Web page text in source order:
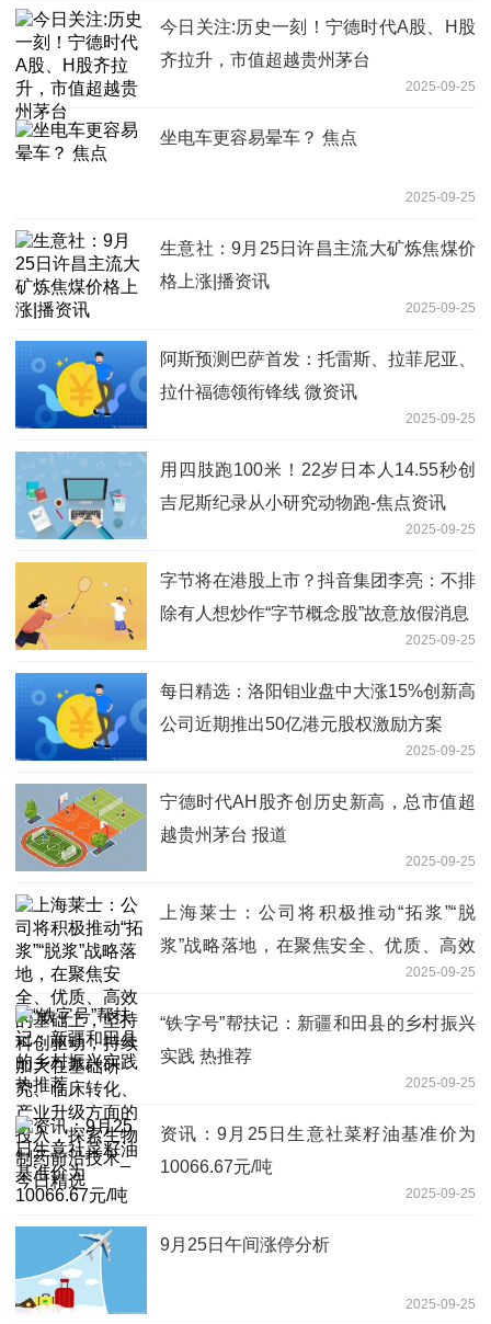
今日关注:历史一刻！宁德时代A股、H股
齐拉升，市值超越贵州茅台
2025-09-25
坐电车更容易晕车？ 焦点
2025-09-25
生意社：9月25日许昌主流大矿炼焦煤价
格上涨|播资讯
2025-09-25
阿斯预测巴萨首发：托雷斯、拉菲尼亚、
拉什福德领衔锋线 微资讯
2025-09-25
用四肢跑100米！22岁日本人14.55秒创
吉尼斯纪录从小研究动物跑-焦点资讯
2025-09-25
字节将在港股上市？抖音集团李亮：不排
除有人想炒作“字节概念股”故意放假消息
2025-09-25
每日精选：洛阳钼业盘中大涨15%创新高
公司近期推出50亿港元股权激励方案
2025-09-25
宁德时代AH股齐创历史新高，总市值超
越贵州茅台 报道
2025-09-25
上海莱士：公司将积极推动“拓浆”“脱
浆”战略落地，在聚焦安全、优质、高效
的基础上，坚持科创驱动，持续加大在基
础研究、临床转化、产业升级方面的投
入，探索生物制药前沿技术_今日精选
2025-09-25
“铁字号”帮扶记：新疆和田县的乡村振兴
实践 热推荐
2025-09-25
资讯：9月25日生意社菜籽油基准价为
10066.67元/吨
2025-09-25
9月25日午间涨停分析
2025-09-25